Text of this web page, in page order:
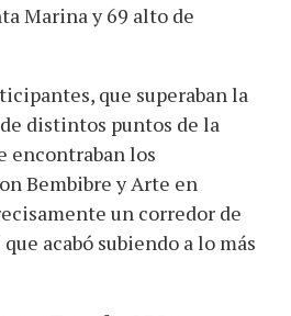
Marina y 69 alto de
que superaban la
distintos puntos de la
encontraban los
Bembibre y Arte en
un corredor de
acabó subiendo a lo más